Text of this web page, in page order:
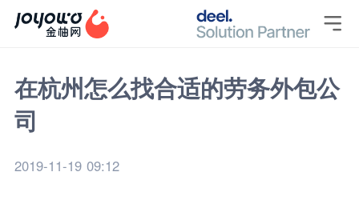

在杭州怎么找合适的劳务外包公
司
2019-11-19 09:12